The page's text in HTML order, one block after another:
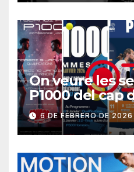
On veure les
P1000 del cap
6 DE FEBRERO DE 2026